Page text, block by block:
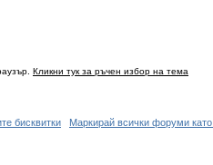
Кликни тук за ръчен избор на тема
бисквитки
Маркирай всички форуми